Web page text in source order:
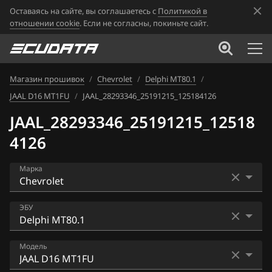
Оставаясь на сайте, вы соглашаетесь с Политикой в
отношении cookie. Если не согласны, покиньте сайт.
Магазин прошивок / Chevrolet / Delphi MT80.1 /
JAAL D16 MT1FU / JAAL_28293346_25191215_125184126
JAAL_28293346_25191215_12518
4126
Марка
Acura
Alfa Romeo
ATLAS
ЭБУ
ACDelco 5 (ACDelco Exx)
ACDelco 5 (E80 Gen2) (2015+)
Модель